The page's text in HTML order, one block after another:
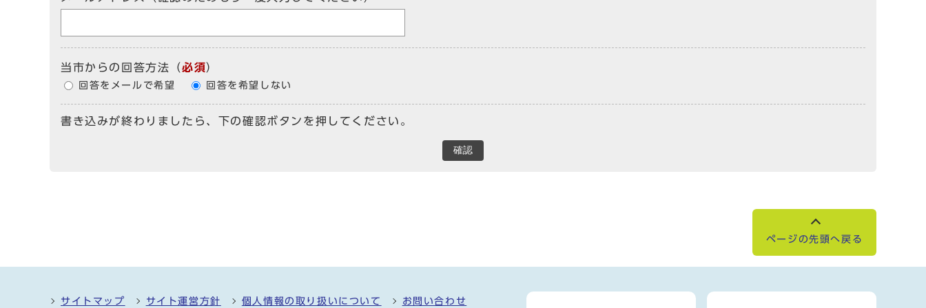
当市からの回答方法 （必須）
回答をメールで希望 回答を希望しない
書き込みが終わりましたら、下の確認ボタンを押してください。
確認
ページの先頭へ戻る
サイトマップ サイト運営方針 個人情報の取り扱いについて お問い合わせ